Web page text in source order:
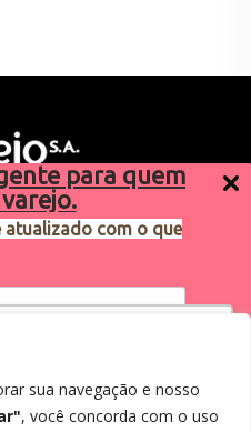
para quem
atualizado com o que
comunicações.
oferecer melhor
nosso site e
sua navegação e nosso
, você concorda com o uso
de pauta
reservados.